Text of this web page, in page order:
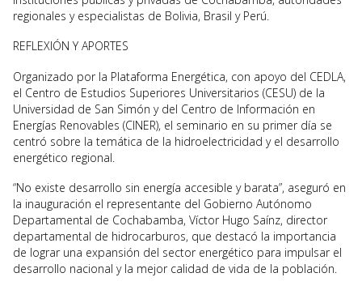
regionales y especialistas de Bolivia, Brasil y Perú.
REFLEXIÓN Y APORTES
Organizado por la Plataforma Energética, con apoyo del CEDLA,
el Centro de Estudios Superiores Universitarios (CESU) de la
Universidad de San Simón y del Centro de Información en
Energías Renovables (CINER), el seminario en su primer día se
centró sobre la temática de la hidroelectricidad y el desarrollo
energético regional.
“No existe desarrollo sin energía accesible y barata”, aseguró en
la inauguración el representante del Gobierno Autónomo
Departamental de Cochabamba, Víctor Hugo Saínz, director
departamental de hidrocarburos, que destacó la importancia
de lograr una expansión del sector energético para impulsar el
desarrollo nacional y la mejor calidad de vida de la población.